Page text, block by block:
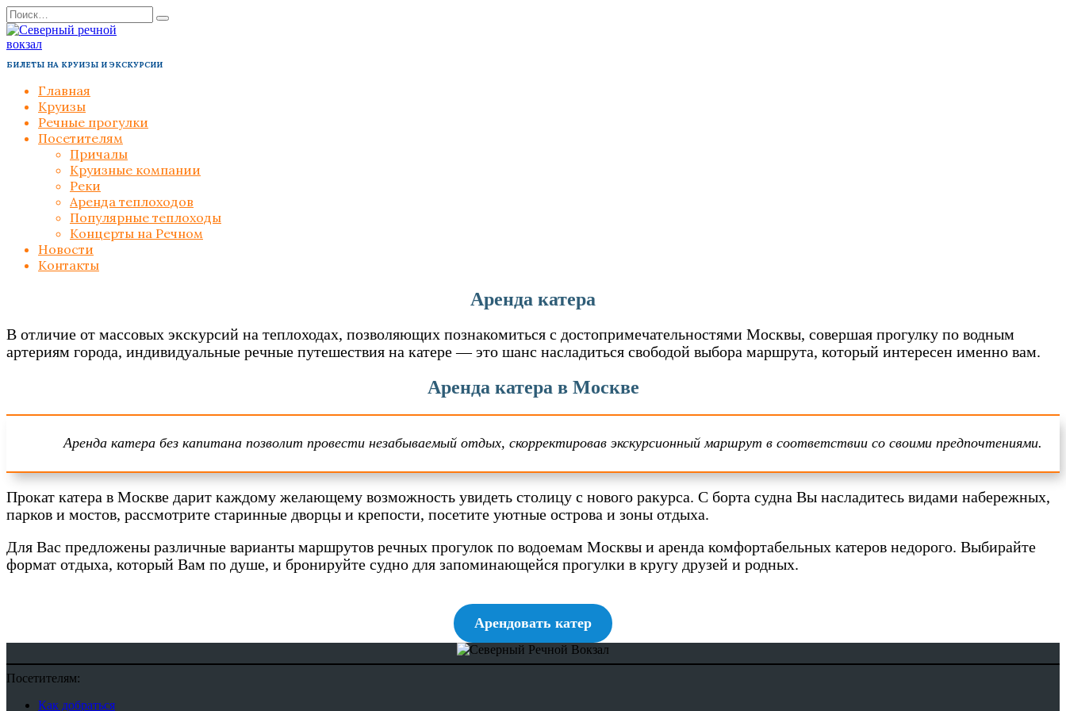
Перейти
к
содержанию
Search
for:
БИЛЕТЫ НА КРУИЗЫ И ЭКСКУРСИИ
Главная
Круизы
Речные прогулки
Посетителям
Причалы
Круизные компании
Реки
Аренда теплоходов
Популярные теплоходы
Концерты на Речном
Новости
Контакты
Аренда катера
В отличие от массовых экскурсий на теплоходах, позволяющих познакомиться с достопримечательностями Москвы, совершая прогулку по водным
артериям города, индивидуальные речные путешествия на катере — это шанс насладиться свободой выбора маршрута, который интересен именно вам.
Аренда катера в Москве
Аренда катера без капитана позволит провести незабываемый отдых, скорректировав экскурсионный маршрут в соответствии со своими предпочтениями.
Прокат катера в Москве дарит каждому желающему возможность увидеть столицу с нового ракурса. С борта судна Вы насладитесь видами набережных,
парков и мостов, рассмотрите старинные дворцы и крепости, посетите уютные острова и зоны отдыха.
Для Вас предложены различные варианты маршрутов речных прогулок по водоемам Москвы и аренда комфортабельных катеров недорого. Выбирайте
формат отдыха, который Вам по душе, и бронируйте судно для запоминающейся прогулки в кругу друзей и родных.
Арендовать катер
Посетителям:
Как добраться